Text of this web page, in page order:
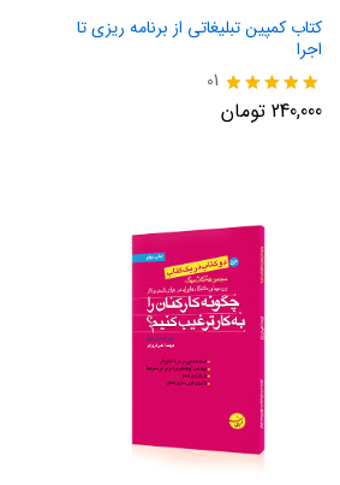
کتاب کمپین تبلیغاتی از برنامه ریزی تا
اجرا
نمره
5.00
01
240,000 تومان